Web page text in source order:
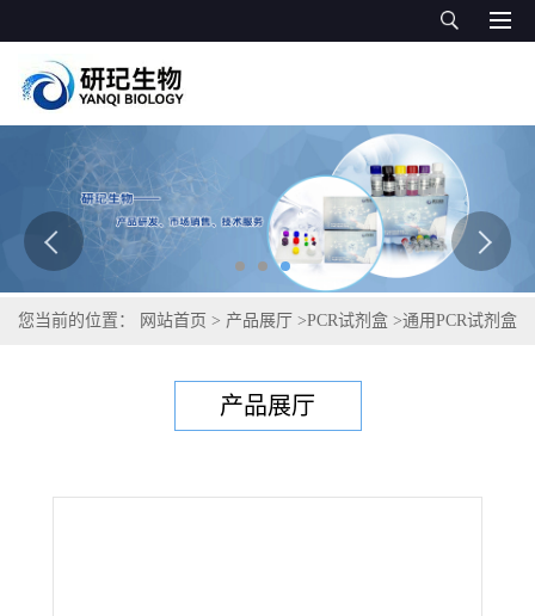
您当前的位置： 网站首页 > 产品展厅 >PCR试剂盒 >通用PCR试剂盒
产品展厅